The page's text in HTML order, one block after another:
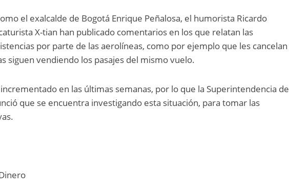
el exalcalde de Bogotá Enrique Peñalosa, el humorista Ricardo
X-tian han publicado comentarios en los que relatan las
por parte de las aerolíneas, como por ejemplo que les cancelan
siguen vendiendo los pasajes del mismo vuelo.
en las últimas semanas, por lo que la Superintendencia de
que se encuentra investigando esta situación, para tomar las